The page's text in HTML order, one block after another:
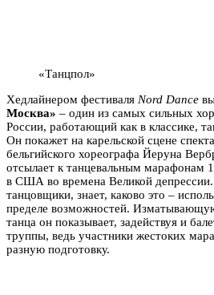
«Танцпол»
Хедлайнером фестиваля Nord Dance
Москва» – один из самых сильных
России, работающий как в классике,
Он покажет на карельской сцене
бельгийского хореографа Йеруна
отсылает к танцевальным марафонам
в США во времена Великой
танцовщики, знает, каково это –
пределе возможностей.
танца он показывает, задействуя и
труппы, ведь участники жестоких
разную подготовку.